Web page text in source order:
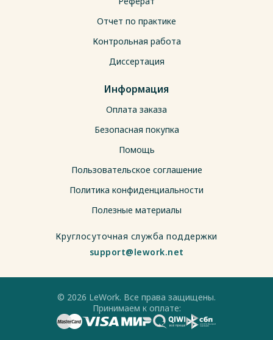
Отчет по практике
Контрольная работа
Диссертация
Информация
Оплата заказа
Безопасная покупка
Помощь
Пользовательское соглашение
Политика конфиденциальности
Полезные материалы
Круглосуточная служба поддержки
support@lework.net
© 2026 LeWork. Все права защищены.
Принимаем к оплате: